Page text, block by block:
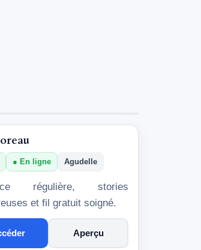
En ligne Agudelle
régulière, stories
et fil gratuit soigné.
Aperçu